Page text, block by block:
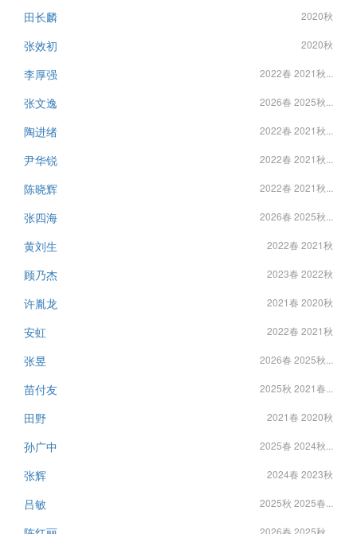
田长麟 2020秋
张效初 2020秋
李厚强 2022春 2021秋...
张文逸 2026春 2025秋...
陶进绪 2022春 2021秋...
尹华锐 2022春 2021秋...
陈晓辉 2022春 2021秋...
张四海 2026春 2025秋...
黄刘生 2022春 2021秋
顾乃杰 2023春 2022秋
许胤龙 2021春 2020秋
安虹 2022春 2021秋
张昱 2026春 2025秋...
苗付友 2025秋 2021春...
田野 2021春 2020秋
孙广中 2025春 2024秋...
张辉 2024春 2023秋
吕敏 2025秋 2025春...
2026春 2025秋...